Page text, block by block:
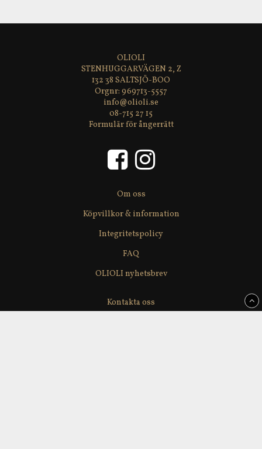
OLIOLI
STENHUGGARVÄGEN 2, Z
132 38 SALTSJÖ-BOO
info@olioli.se
08-715 27 15
Formulär för ångerrätt
969713-5557
Om oss
Köpvillkor & information
Integritetspolicy
FAQ
OLIOLI nyhetsbrev
Kontakta oss